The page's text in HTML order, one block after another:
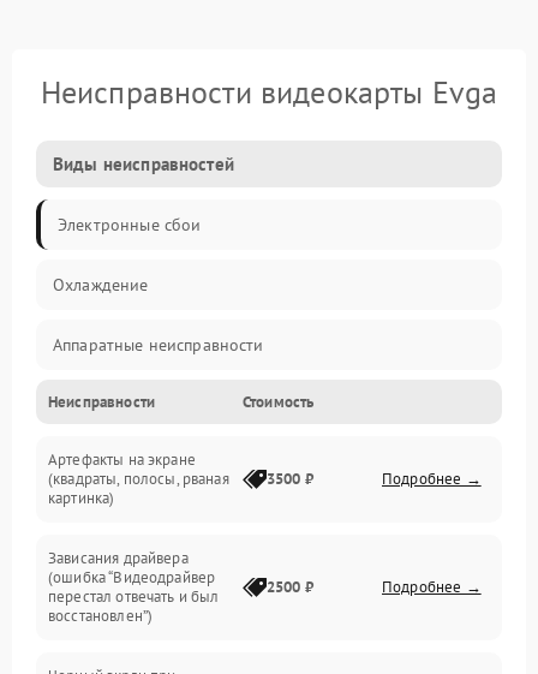
Неисправности видеокарты Evga
Виды неисправностей
Электронные сбои
Охлаждение
Аппаратные неисправности
Перегрев и термопроблемы
Видео
Интерфейсные и коммуникационные проблемы
Неисправности Стоимость
Артефакты на экране
(квадраты, полосы, рваная
картинка)
3500 ₽ Подробнее →
Зависания драйвера
(ошибка “Видеодрайвер
перестал отвечать и был
восстановлен”)
2500 ₽ Подробнее →